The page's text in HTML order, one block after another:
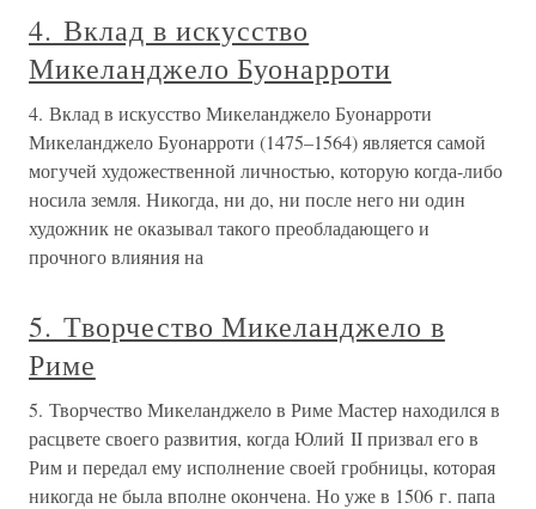
4. Вклад в искусство
Микеланджело Буонарроти
4. Вклад в искусство Микеланджело Буонарроти
Микеланджело Буонарроти (1475–1564) является самой
могучей художественной личностью, которую когда-либо
носила земля. Никогда, ни до, ни после него ни один
художник не оказывал такого преобладающего и
прочного влияния на
5. Творчество Микеланджело в
Риме
5. Творчество Микеланджело в Риме Мастер находился в
расцвете своего развития, когда Юлий II призвал его в
Рим и передал ему исполнение своей гробницы, которая
никогда не была вполне окончена. Но уже в 1506 г. папа